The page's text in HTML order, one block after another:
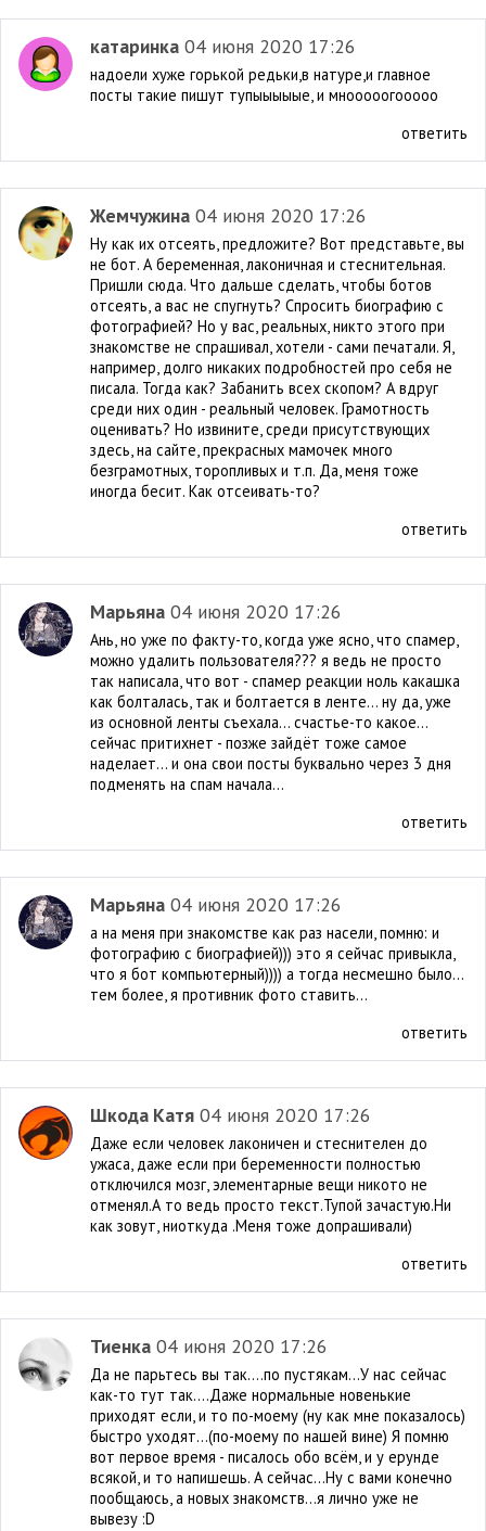
катаринка 04 июня 2020 17:26
надоели хуже горькой редьки,в натуре,и главное
посты такие пишут тупыыыыые, и мнооооогооооо
ответить
Жемчужина 04 июня 2020 17:26
Ну как их отсеять, предложите? Вот представьте, вы
не бот. А беременная, лаконичная и стеснительная.
Пришли сюда. Что дальше сделать, чтобы ботов
отсеять, а вас не спугнуть? Спросить биографию с
фотографией? Но у вас, реальных, никто этого при
знакомстве не спрашивал, хотели - сами печатали. Я,
например, долго никаких подробностей про себя не
писала. Тогда как? Забанить всех скопом? А вдруг
среди них один - реальный человек. Грамотность
оценивать? Но извините, среди присутствующих
здесь, на сайте, прекрасных мамочек много
безграмотных, торопливых и т.п. Да, меня тоже
иногда бесит. Как отсеивать-то?
ответить
Марьяна 04 июня 2020 17:26
Ань, но уже по факту-то, когда уже ясно, что спамер,
можно удалить пользователя??? я ведь не просто
так написала, что вот - спамер реакции ноль какашка
как болталась, так и болтается в ленте... ну да, уже
из основной ленты съехала... счастье-то какое...
сейчас притихнет - позже зайдёт тоже самое
наделает... и она свои посты буквально через 3 дня
подменять на спам начала...
ответить
Марьяна 04 июня 2020 17:26
а на меня при знакомстве как раз насели, помню: и
фотографию с биографией))) это я сейчас привыкла,
что я бот компьютерный)))) а тогда несмешно было...
тем более, я противник фото ставить...
ответить
Шкода Катя 04 июня 2020 17:26
Даже если человек лаконичен и стеснителен до
ужаса, даже если при беременности полностью
отключился мозг, элементарные вещи никото не
отменял.А то ведь просто текст.Тупой зачастую.Ни
как зовут, ниоткуда .Меня тоже допрашивали)
ответить
Тиенка 04 июня 2020 17:26
Да не парьтесь вы так....по пустякам...У нас сейчас
как-то тут так....Даже нормальные новенькие
приходят если, и то по-моему (ну как мне показалось)
быстро уходят...(по-моему по нашей вине) Я помню
вот первое время - писалось обо всём, и у ерунде
всякой, и то напишешь. А сейчас...Ну с вами конечно
пообщаюсь, а новых знакомств...я лично уже не
вывезу :D